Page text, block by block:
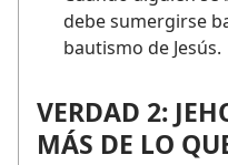
debe sumergirse
bautismo de Jesús.
VERDAD 2:
MÁS DE LO